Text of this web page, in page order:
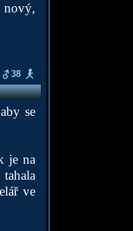
nový,
38
se
je na
ve